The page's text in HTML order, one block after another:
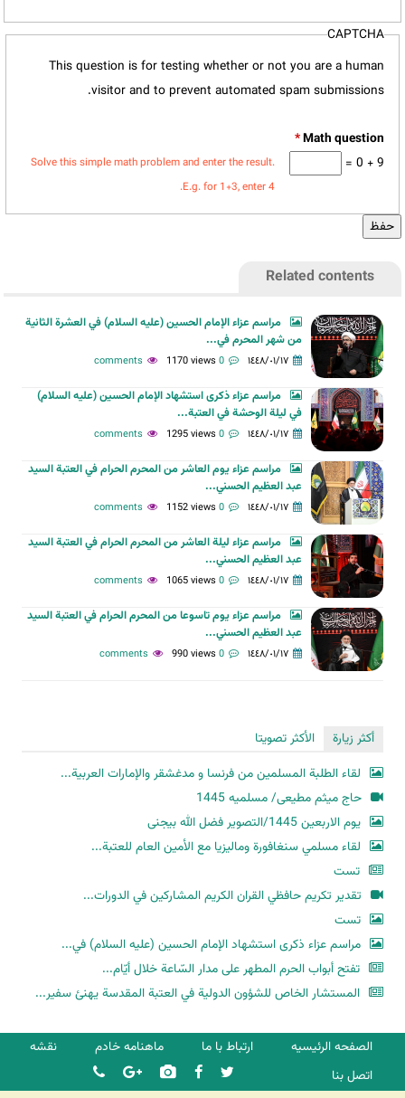
CAPTCHA
This question is for testing whether or not you are a human
visitor and to prevent automated spam submissions.
*
9 + 0 =
Solve this simple math problem and enter the result.
E.g. for 1+3, enter 4.
Related contents
مراسم عزاء الإمام الحسين (عليه السلام) في العشرة الثانية
من شهر المحرم في...
١٤٤٨/٠١/١٧ 0 comments
1170 views
مراسم عزاء ذكرى استشهاد الإمام الحسين (عليه السلام)
في ليلة الوحشة في العتبة...
١٤٤٨/٠١/١٧ 0 comments
1295 views
مراسم عزاء يوم العاشر من المحرم الحرام في العتبة السيد
عبد العظيم الحسني...
١٤٤٨/٠١/١٧ 0 comments
1152 views
مراسم عزاء ليلة العاشر من المحرم الحرام في العتبة السيد
عبد العظيم الحسني...
١٤٤٨/٠١/١٧ 0 comments
1065 views
مراسم عزاء يوم تاسوعا من المحرم الحرام في العتبة السيد
عبد العظيم الحسني...
١٤٤٨/٠١/١٧ 0 comments
990 views
أكثر زيارة
الأكثر تصويتا
لقاء الطلبة المسلمين من فرنسا و مدغشقر والإمارات العربية...
حاج میثم مطیعی/ مسلمیه 1445
یوم الاربعین 1445/التصویر فضل الله بیجنی
لقاء مسلمي سنغافورة وماليزيا مع الأمين العام للعتبة...
تست
تقدير تكريم حافظي القران الكريم المشاركين في الدورات...
تست
مراسم عزاء ذكرى استشهاد الإمام الحسين (عليه السلام) في...
تفتح أبواب الحرم المطهر على مدار السّاعة خلال أيّام...
المستشار الخاص للشؤون الدولية في العتبة المقدسة يهنئ سفير...
الصفحه الرئیسیه ارتباط با ما ماهنامه خادم
نقشه
اتصل بنا